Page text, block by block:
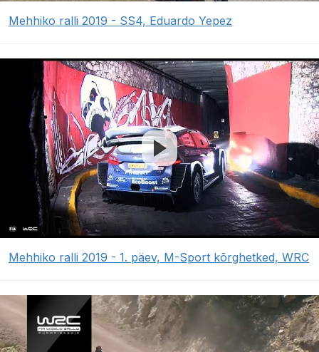
Mehhiko ralli 2019 - SS4, Eduardo Yepez
Mehhiko ralli 2019 - 1. päev, M-Sport kõrghetked, WRC